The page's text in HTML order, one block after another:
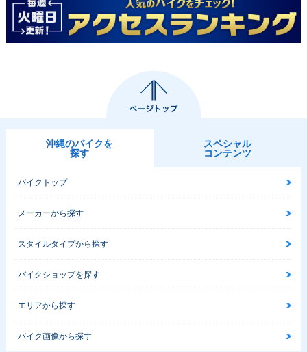
沖縄のバイクを
探す
スペシャル
コンテンツ
バイクトップ
メーカーから探す
スタイルタイプから探す
バイクショップを探す
エリアから探す
バイク画像から探す